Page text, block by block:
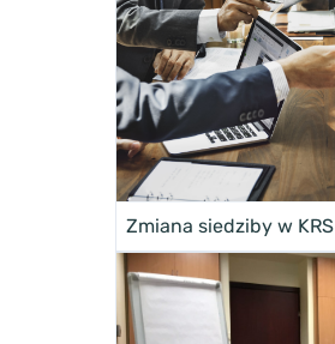
Zmiana siedziby w KRS